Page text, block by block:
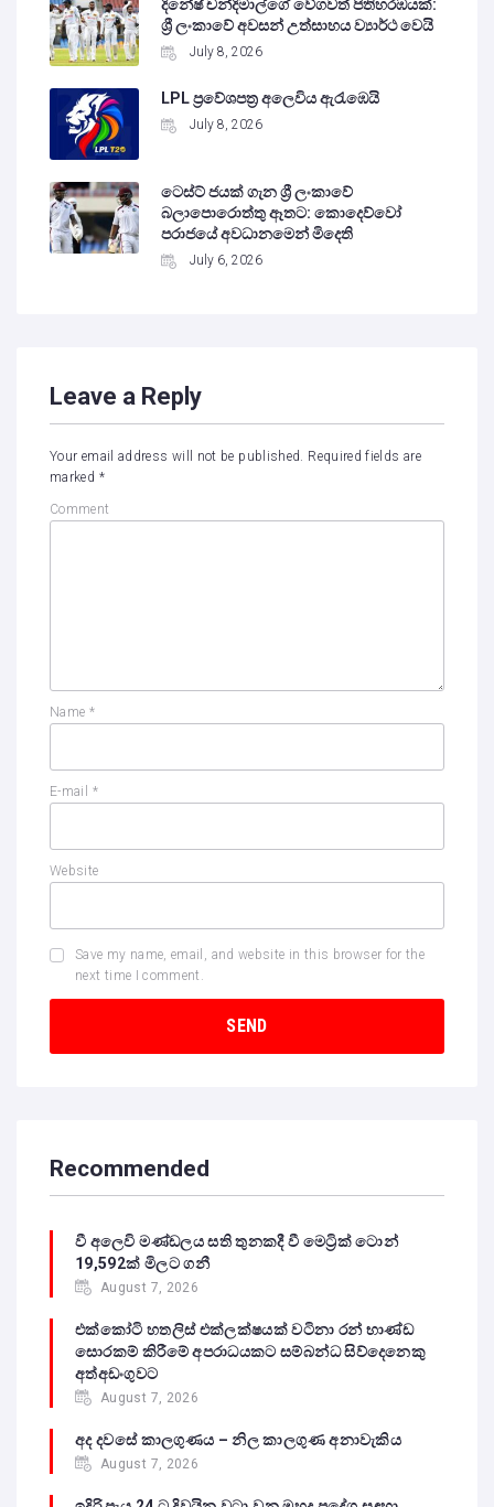
දිනේෂ් චන්දිමාල්ගේ වේගවත් පිතිහරඹයක්:
ශ්‍රී ලංකාවේ අවසන් උත්සාහය ව්‍යාර්ථ වෙයි
July 8, 2026
LPL ප්‍රවේශපත්‍ර අලෙවිය ඇරැඹෙයි
July 8, 2026
ටෙස්ට් ජයක් ගැන ශ්‍රී ලංකාවේ
බලාපොරොත්තු ඈතට: කොදෙව්වෝ
පරාජයේ අවධානමෙන් මිදෙති
July 6, 2026
Leave a Reply
Your email address will not be published.
Required fields are
marked *
Comment
Name *
E-mail *
Website
Save my name, email, and website in this browser for the
next time I comment.
Recommended
වී අලෙවි මණ්ඩලය සති තුනකදී වී මෙට්‍රික් ටොන්
19,592ක් මිලට ගනී
August 7, 2026
එක්කෝටි හතලිස් එක්ලක්ෂයක් වටිනා රන් භාණ්ඩ
සොරකම් කිරීමේ අපරාධයකට සම්බන්ධ සිව්දෙනෙකු
අත්අඩංගුවට
August 7, 2026
අද දවසේ කාලගුණය – නිල කාලගුණ අනාවැකිය
August 7, 2026